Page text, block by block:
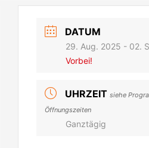
DATUM
29. Aug. 2025 - 02.
Vorbei!
UHRZEIT siehe
Öffnungszeiten
Ganztägig